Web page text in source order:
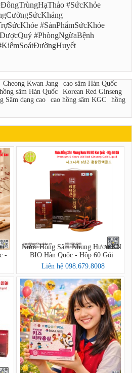
#SứcKhỏe
#SảnPhẩmSứcKhỏe
#PhòngNgừaBệnh
Cheong Kwan Jang
cao sâm Hàn Quốc
sâm Hàn Quốc
Korean Red Ginseng
Sâm dạng cao cao hồng sâm KGC
hồng
-
Nước Hồng Sâm Nhung Hươu KN
BIO Hàn Quốc - Hộp 60 Gói
Liên hệ 098.679.8008